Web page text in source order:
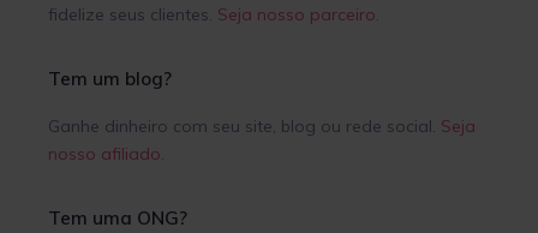
fidelize seus clientes. Seja nosso parceiro.
Tem um blog?
Ganhe dinheiro com seu site, blog ou rede social. Seja
nosso afiliado.
Tem uma ONG?